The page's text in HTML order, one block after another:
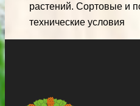
растений. Сортовые и
технические условия